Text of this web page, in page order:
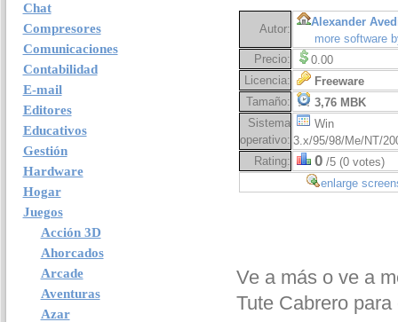
Chat
Compresores
Comunicaciones
Contabilidad
E-mail
Editores
Educativos
Gestión
Hardware
Hogar
Juegos
Acción 3D
Ahorcados
Arcade
Aventuras
Azar
Autor:
Alexander
more software
Precio:
0.00
Licencia:
Freeware
Tamaño:
3,76 MBK
Sistema
operativo:
Win
3.x/95/98/Me/NT/
Rating:
0/5 (0 votes)
enlarge
Ve a más o ve a
Tute Cabrero para